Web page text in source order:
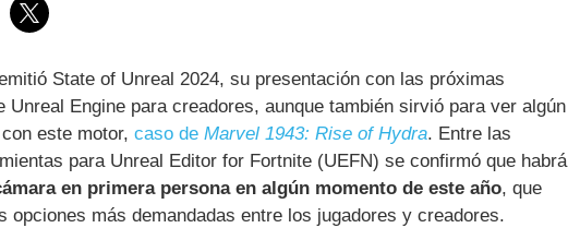
State of Unreal 2024, su presentación con las próximas
Unreal Engine para creadores, aunque también sirvió para ver algún
este motor, caso de Marvel 1943: Rise of Hydra. Entre las
para Unreal Editor for Fortnite (UEFN) se confirmó que habrá
en primera persona en algún momento de este año, que
opciones más demandadas entre los jugadores y creadores.